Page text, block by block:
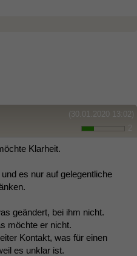
(30.01.2020 13:02)
Klarheit.
es nur auf gelegentliche
geändert, bei ihm nicht.
möchte er nicht.
Kontakt, was für einen
es unklar ist.